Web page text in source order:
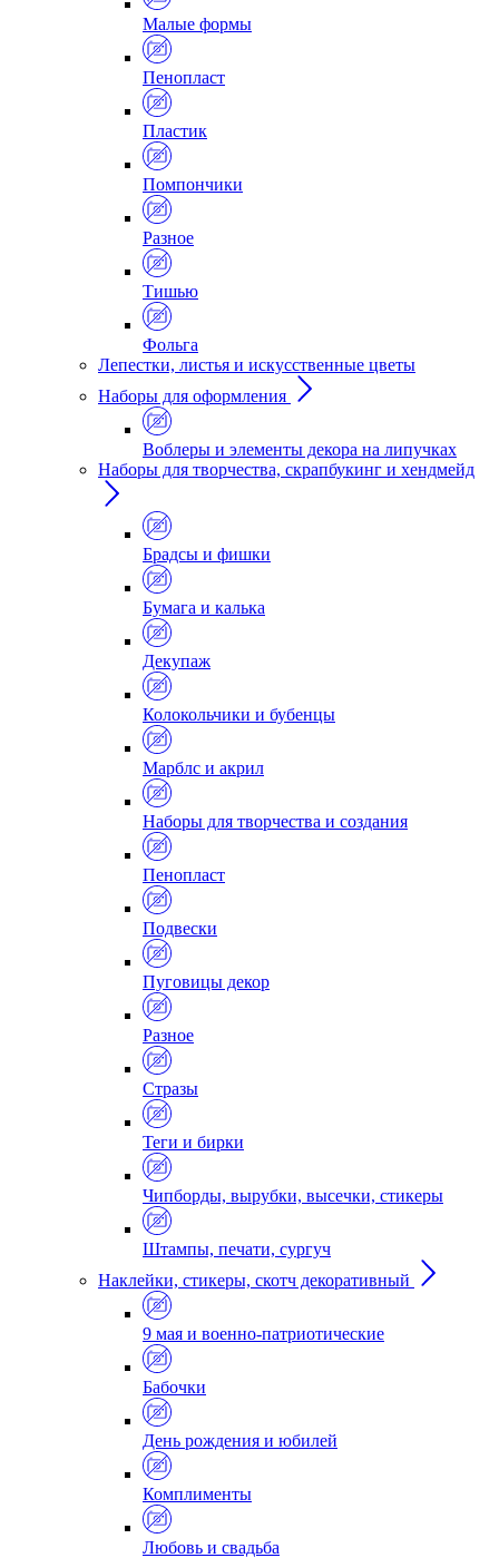
Малые формы
Пенопласт
Пластик
Помпончики
Разное
Тишью
Фольга
Лепестки, листья и искусственные цветы
Наборы для оформления
Воблеры и элементы декора на липучках
Наборы для творчества, скрапбукинг и хендмейд
Брадсы и фишки
Бумага и калька
Декупаж
Колокольчики и бубенцы
Марблс и акрил
Наборы для творчества и создания
Пенопласт
Подвески
Пуговицы декор
Разное
Стразы
Теги и бирки
Чипборды, вырубки, высечки, стикеры
Штампы, печати, сургуч
Наклейки, стикеры, скотч декоративный
9 мая и военно-патриотические
Бабочки
День рождения и юбилей
Комплименты
Любовь и свадьба